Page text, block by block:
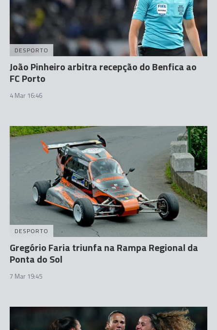
DESPORTO
João Pinheiro arbitra recepção do Benfica ao
FC Porto
4 Mar 16:46
DESPORTO
Gregório Faria triunfa na Rampa Regional da
Ponta do Sol
7 Mar 19:45